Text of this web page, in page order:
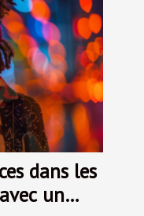
dans les
un